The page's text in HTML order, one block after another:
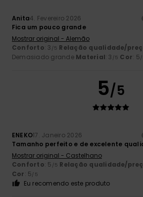
Anita4. Fevereiro 2026
Fica um pouco grande
Mostrar original - Alemão
Conforto: 3 /5 Relação qualidade/
Demasiado grande Material: 3 /5 Cor: 5
5/5
ENEKO17. Janeiro 2026
Tamanho perfeito e de excelente
Mostrar original - Castelhano
Conforto: 5 /5 Relação qualidade/
Cor: 5/5
Eu recomendo este produto